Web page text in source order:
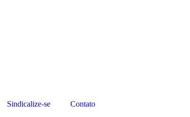
Sindicalize-se Contato